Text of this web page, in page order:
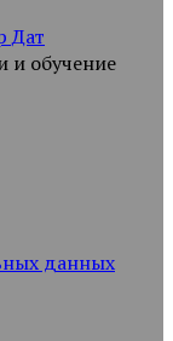
Дат
и обучение
данных